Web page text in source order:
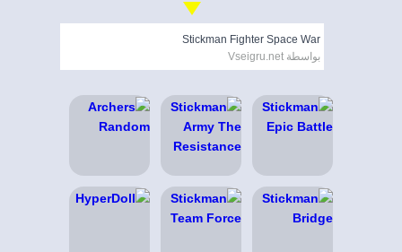
Stickman Fighter Space War
بواسطة Vseigru.net